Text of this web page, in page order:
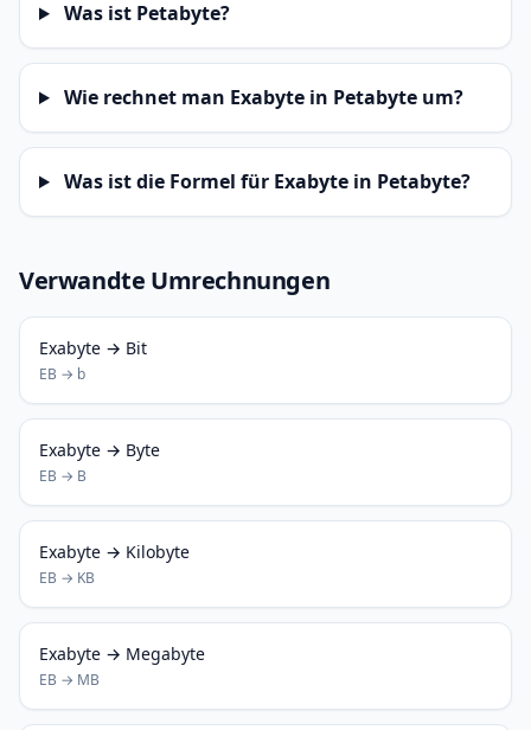
Was ist Petabyte?
Wie rechnet man Exabyte in Petabyte um?
Was ist die Formel für Exabyte in Petabyte?
Verwandte Umrechnungen
Exabyte → Bit
EB → b
Exabyte → Byte
EB → B
Exabyte → Kilobyte
EB → KB
Exabyte → Megabyte
EB → MB